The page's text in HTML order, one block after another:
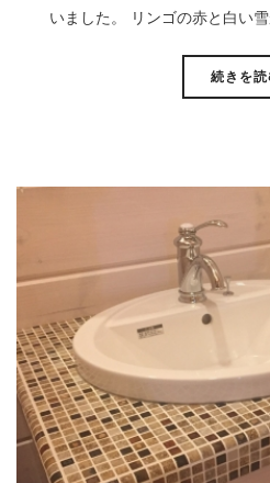
いました。 リンゴの赤と白い雪
続きを読